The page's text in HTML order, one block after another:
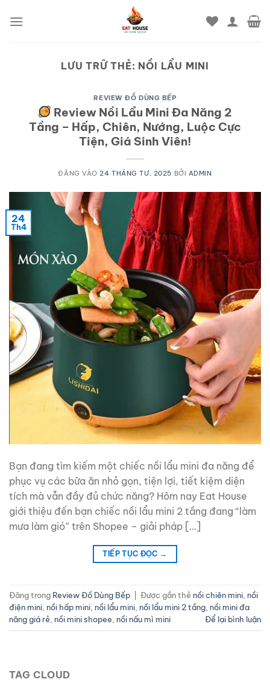
qua
LƯU TRỮ THẺ: NỒI LẨU MINI
REVIEW ĐỒ DÙNG BẾP
Review Nồi Lẩu Mini Đa Năng 2
Tầng – Hấp, Chiên, Nướng, Luộc Cực
Tiện, Giá Sinh Viên!
ĐĂNG VÀO 24 THÁNG TƯ, 2025 BỞI ADMIN
24
Th4
Bạn đang tìm kiếm một chiếc nồi lẩu mini đa năng để
phục vụ các bữa ăn nhỏ gọn, tiện lợi, tiết kiệm diện
tích mà vẫn đầy đủ chức năng? Hôm nay Eat House
giới thiệu đến bạn chiếc nồi lẩu mini 2 tầng đang “làm
mưa làm gió” trên Shopee – giải pháp […]
TIẾP TỤC ĐỌC →
Đăng trong Review Đồ Dùng Bếp Được gắn thẻ nồi chiên mini nồi
điện mini nồi hấp mini nồi lẩu mini nồi lẩu mini 2 tầng nồi mini đa
năng giá rẻ nồi mini shopee nồi nấu mì mini Để lại bình luận
TAG CLOUD